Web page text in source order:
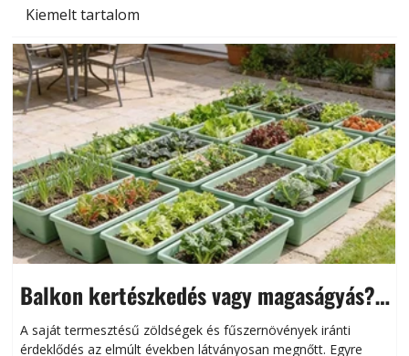
Kiemelt tartalom
Balkon kertészkedés vagy magaságyás?
Helytakarékos kertészkedés
A saját termesztésű zöldségek és fűszernövények iránti
érdeklődés az elmúlt években látványosan megnőtt. Egyre